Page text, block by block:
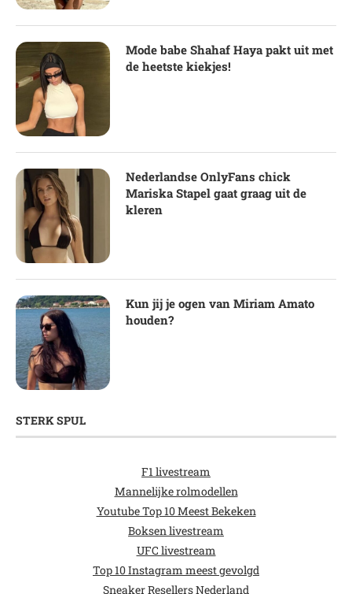
Mode babe Shahaf Haya pakt uit met
de heetste kiekjes!
Nederlandse OnlyFans chick
Mariska Stapel gaat graag uit de
kleren
Kun jij je ogen van Miriam Amato
houden?
STERK SPUL
F1 livestream
Mannelijke rolmodellen
Youtube Top 10 Meest Bekeken
Boksen livestream
UFC livestream
Top 10 Instagram meest gevolgd
Sneaker Resellers Nederland